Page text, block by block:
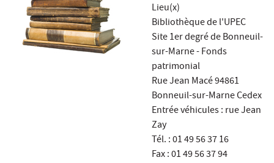
Lieu(x)
Bibliothèque de l'UPEC
Site 1er degré de Bonneuil-
sur-Marne - Fonds
patrimonial
Rue Jean Macé 94861
Bonneuil-sur-Marne Cedex
Entrée véhicules : rue Jean
Zay
Tél. : 01 49 56 37 16
Fax : 01 49 56 37 94